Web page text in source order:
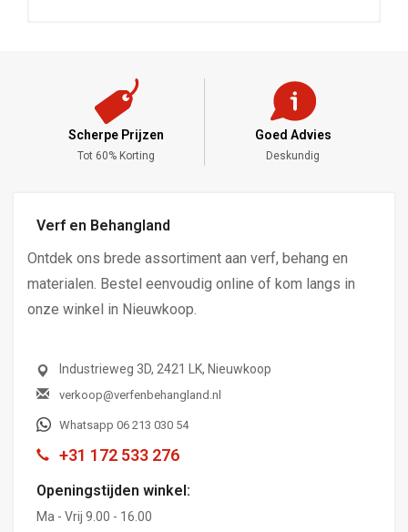
Scherpe Prijzen
Tot 60% Korting
Goed Advies
Deskundig
Verf en Behangland
Ontdek ons brede assortiment aan verf, behang en
materialen. Bestel eenvoudig online of kom langs in
onze winkel in Nieuwkoop.
Industrieweg 3D, 2421 LK, Nieuwkoop
verkoop@verfenbehangland.nl
Whatsapp 06 213 030 54
+31 172 533 276
Openingstijden winkel:
Ma - Vrij 9.00 - 16.00